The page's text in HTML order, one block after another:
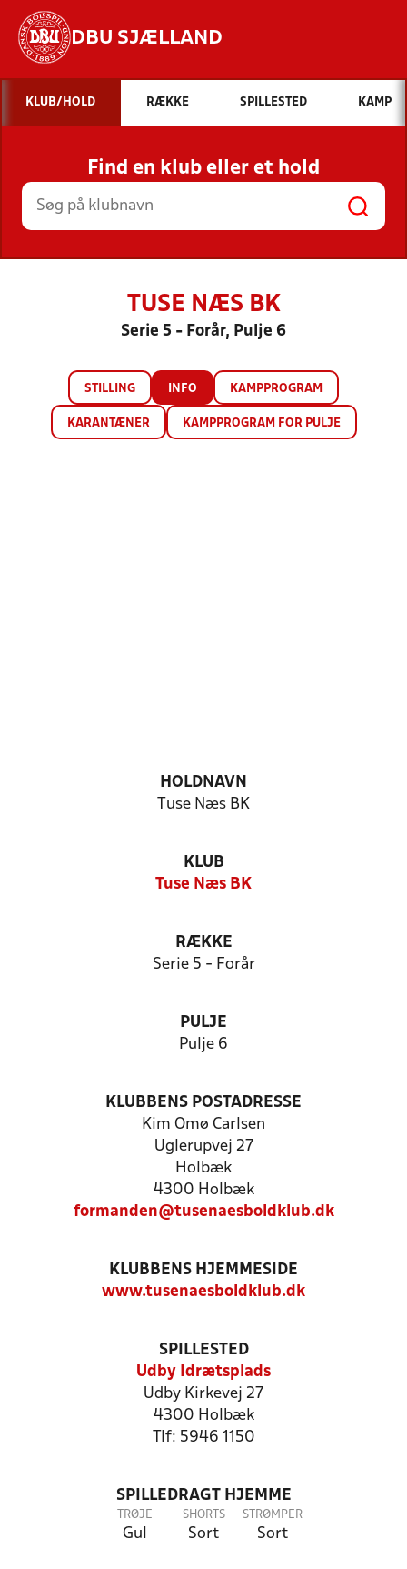
DBU SJÆLLAND
Hvad vil du søge efter?
INDHOLD OG NYHEDER
STILLINGER, RESULTATER, KLUBBER OG
HOLD
KLUB/HOLD RÆKKE SPILLESTED KAMP
Find en klub eller et hold
TUSE NÆS BK
Serie 5 - Forår, Pulje 6
STILLING INFO KAMPPROGRAM
KARANTÆNER KAMPPROGRAM FOR PULJE
HOLDNAVN
Tuse Næs BK
KLUB
Tuse Næs BK
RÆKKE
Serie 5 - Forår
PULJE
Pulje 6
KLUBBENS POSTADRESSE
Kim Omø Carlsen
Uglerupvej 27
Holbæk
4300 Holbæk
formanden@tusenaesboldklub.dk
KLUBBENS HJEMMESIDE
www.tusenaesboldklub.dk
SPILLESTED
Udby Idrætsplads
Udby Kirkevej 27
4300 Holbæk
Tlf: 5946 1150
SPILLEDRAGT HJEMME
TRØJE
Gul
SHORTS
Sort
STRØMPER
Sort